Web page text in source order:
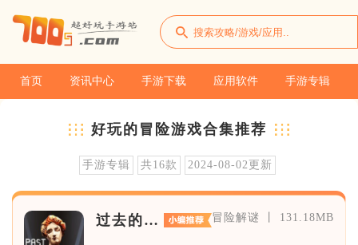
首页 资讯中心 手游下载 应用软件 手游专辑
好玩的冒险游戏合集推荐
手游专辑 共16款 2024-08-02更新
过去的未
冒险解谜 丨 131.18MB